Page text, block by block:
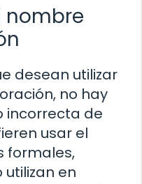
nombre
desean utilizar
no hay
incorrecta de
usar el
formales,
en